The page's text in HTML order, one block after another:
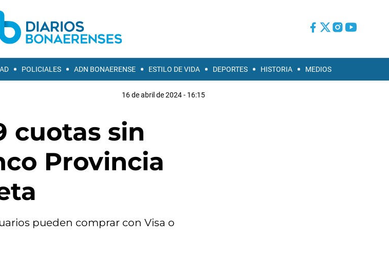
POLICIALES ADN BONAERENSE ESTILO DE VIDA DEPORTES HISTORIA MEDIOS
16 de abril de 2024 - 16:15
cuotas sin
Provincia
pueden comprar con Visa o